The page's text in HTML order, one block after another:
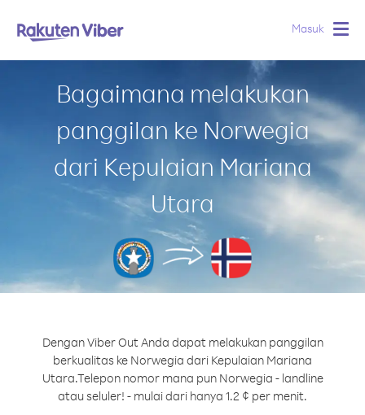
Masuk
Bagaimana melakukan
panggilan ke Norwegia
dari Kepulaian Mariana
Utara
Dengan Viber Out Anda dapat melakukan panggilan
berkualitas ke Norwegia dari Kepulaian Mariana
Utara.Telepon nomor mana pun Norwegia - landline
atau seluler! - mulai dari hanya 1.2 ¢ per menit.